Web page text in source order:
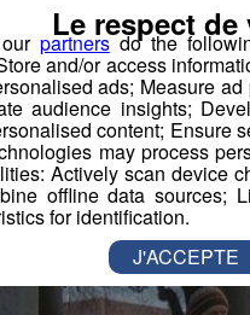
partnersdo the
and/or access
ads; Measure
audience insights;
content; Ensure
may process
Actively scan device
offline data sources;
for identification.
Le respect
J'ACCEPTE